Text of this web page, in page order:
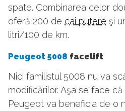
spate. Combinarea celor
oferă 200 de cai putere şi
litri/100 de km.
Peugeot 5008 facelift
Nici familistul 5008 nu va
modificărilor. Aşa se face
Peugeot va beneficia de o